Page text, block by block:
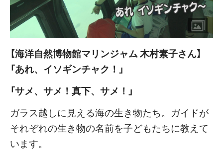
【海洋自然博物館マリンジャム 木村素子さん】
「あれ、イソギンチャク！」
「サメ、サメ！真下、サメ！」
ガラス越しに見える海の生き物たち。ガイドが
それぞれの生き物の名前を子どもたちに教えて
います。